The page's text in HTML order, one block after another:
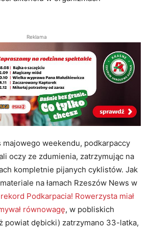
Reklama
majowego weekendu, podkarpaccy
oczy ze zdumienia, zatrzymując na
kompletnie pijanych cyklistów. Jak
na łamach Rzeszów News w
Podkarpacia! Rowerzysta miał
równowagę, w pobliskich
powiat dębicki) zatrzymano 33-latka,